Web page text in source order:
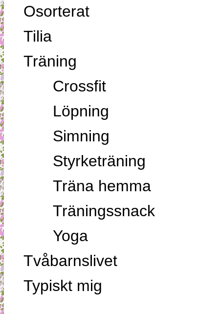
Osorterat
Tilia
Träning
Crossfit
Löpning
Simning
Styrketräning
Träna hemma
Träningssnack
Yoga
Tvåbarnslivet
Typiskt mig